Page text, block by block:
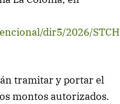
dir5/2026/STCH
tramitar y portar el
montos autorizados.